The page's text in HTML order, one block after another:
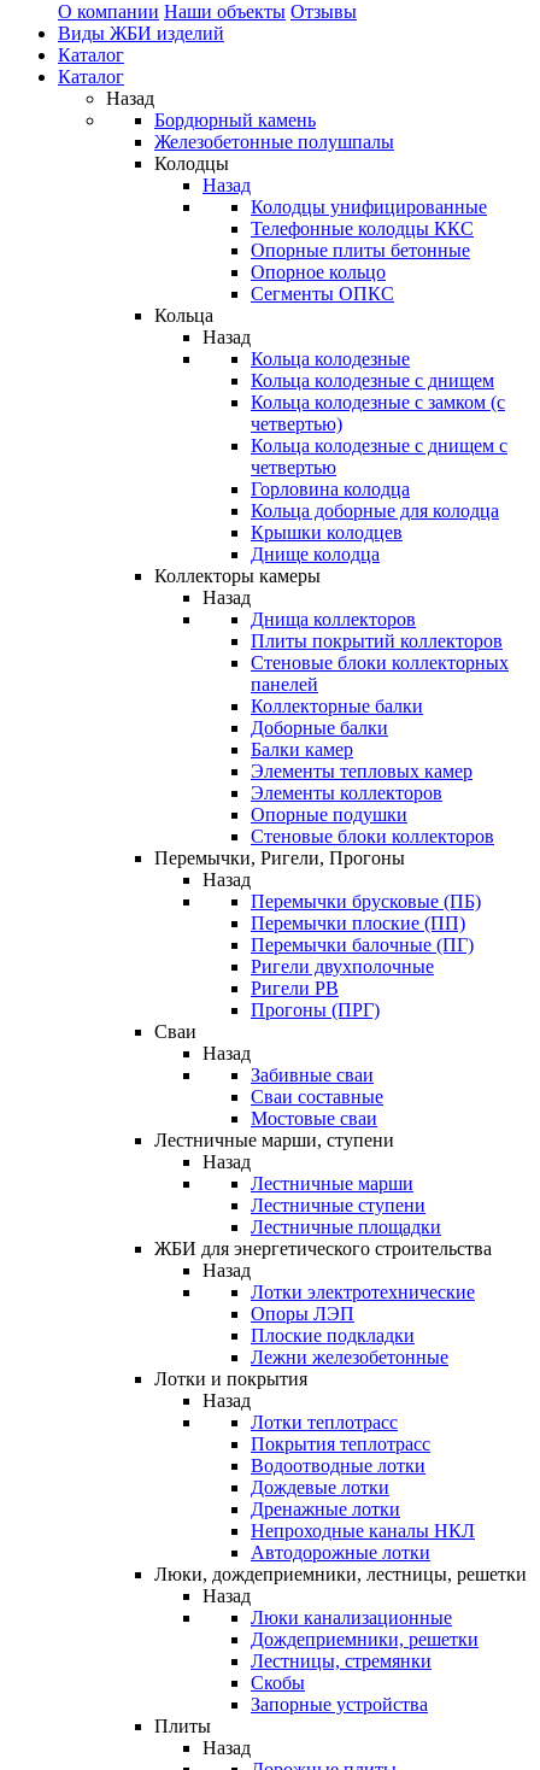
О компании Наши объекты Отзывы
Виды ЖБИ изделий
Каталог
Каталог
Назад
Бордюрный камень
Железобетонные полушпалы
Колодцы
Назад
Колодцы унифицированные
Телефонные колодцы ККС
Опорные плиты бетонные
Опорное кольцо
Сегменты ОПКС
Кольца
Назад
Кольца колодезные
Кольца колодезные с днищем
Кольца колодезные с замком (с
четвертью)
Кольца колодезные с днищем с
четвертью
Горловина колодца
Кольца доборные для колодца
Крышки колодцев
Днище колодца
Коллекторы камеры
Назад
Днища коллекторов
Плиты покрытий коллекторов
Стеновые блоки коллекторных
панелей
Коллекторные балки
Доборные балки
Балки камер
Элементы тепловых камер
Элементы коллекторов
Опорные подушки
Стеновые блоки коллекторов
Перемычки, Ригели, Прогоны
Назад
Перемычки брусковые (ПБ)
Перемычки плоские (ПП)
Перемычки балочные (ПГ)
Ригели двухполочные
Ригели РВ
Прогоны (ПРГ)
Сваи
Назад
Забивные сваи
Сваи составные
Мостовые сваи
Лестничные марши, ступени
Назад
Лестничные марши
Лестничные ступени
Лестничные площадки
ЖБИ для энергетического строительства
Назад
Лотки электротехнические
Опоры ЛЭП
Плоские подкладки
Лежни железобетонные
Лотки и покрытия
Назад
Лотки теплотрасс
Покрытия теплотрасс
Водоотводные лотки
Дождевые лотки
Дренажные лотки
Непроходные каналы НКЛ
Автодорожные лотки
Люки, дождеприемники, лестницы, решетки
Назад
Люки канализационные
Дождеприемники, решетки
Лестницы, стремянки
Скобы
Запорные устройства
Плиты
Назад